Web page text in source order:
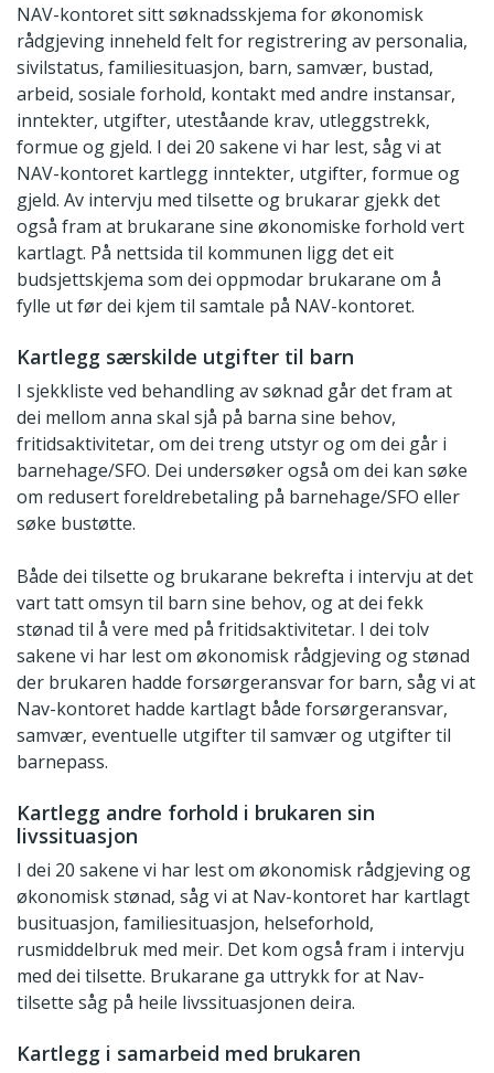
NAV-kontoret sitt søknadsskjema for økonomisk
rådgjeving inneheld felt for registrering av personalia,
sivilstatus, familiesituasjon, barn, samvær, bustad,
arbeid, sosiale forhold, kontakt med andre instansar,
inntekter, utgifter, uteståande krav, utleggstrekk,
formue og gjeld. I dei 20 sakene vi har lest, såg vi at
NAV-kontoret kartlegg inntekter, utgifter, formue og
gjeld. Av intervju med tilsette og brukarar gjekk det
også fram at brukarane sine økonomiske forhold vert
kartlagt. På nettsida til kommunen ligg det eit
budsjettskjema som dei oppmodar brukarane om å
fylle ut før dei kjem til samtale på NAV-kontoret.
Kartlegg særskilde utgifter til barn
I sjekkliste ved behandling av søknad går det fram at
dei mellom anna skal sjå på barna sine behov,
fritidsaktivitetar, om dei treng utstyr og om dei går i
barnehage/SFO. Dei undersøker også om dei kan søke
om redusert foreldrebetaling på barnehage/SFO eller
søke bustøtte.
Både dei tilsette og brukarane bekrefta i intervju at det
vart tatt omsyn til barn sine behov, og at dei fekk
stønad til å vere med på fritidsaktivitetar. I dei tolv
sakene vi har lest om økonomisk rådgjeving og stønad
der brukaren hadde forsørgeransvar for barn, såg vi at
Nav-kontoret hadde kartlagt både forsørgeransvar,
samvær, eventuelle utgifter til samvær og utgifter til
barnepass.
Kartlegg andre forhold i brukaren sin
livssituasjon
I dei 20 sakene vi har lest om økonomisk rådgjeving og
økonomisk stønad, såg vi at Nav-kontoret har kartlagt
busituasjon, familiesituasjon, helseforhold,
rusmiddelbruk med meir. Det kom også fram i intervju
med dei tilsette. Brukarane ga uttrykk for at Nav-
tilsette såg på heile livssituasjonen deira.
Kartlegg i samarbeid med brukaren